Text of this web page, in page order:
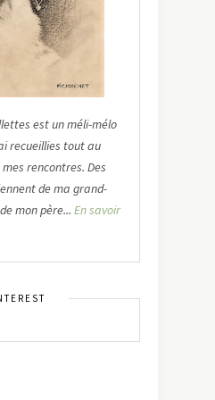
est un méli-mélo
recueillies tout au
rencontres. Des
de ma grand-
mon père... En savoir